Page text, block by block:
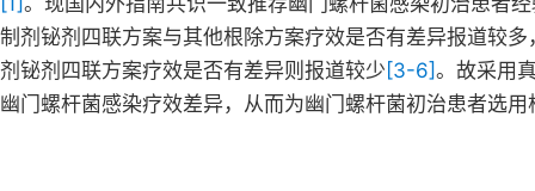
制剂铋剂四联方案与其他根除方案疗效是否有差异报道较
剂铋剂四联方案疗效是否有差异则报道较少 [3-6]。故采用
幽门螺杆菌感染疗效差异，从而为幽门螺杆菌初治患者选